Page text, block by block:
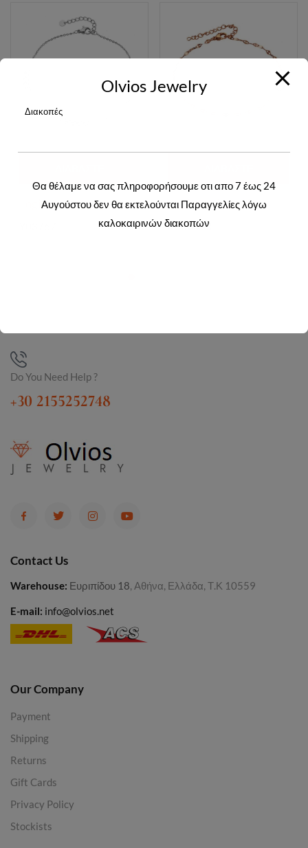
ΠΕΡΙΣΣΌΤΕΡΑ
Login to view prices ΠΕΡΙΣΣΌΤΕΡΑ
Login to view prices
Y03702R
Do You Need Help ?
+30 2155252748
Contact Us
Warehouse: Ευριπίδου 18, Αθήνα, Ελλάδα, Τ.Κ 10559
E-mail: info@olvios.net
Our Company
Payment
Shipping
Returns
Gift Cards
Privacy Policy
Stockists
Olvios Jewelry
Διακοπές
Θα θέλαμε να σας πληροφορήσουμε οτι απο 7 έως 24
Αυγούστου δεν θα εκτελούνται Παραγγελίες λόγω
καλοκαιρινών διακοπών